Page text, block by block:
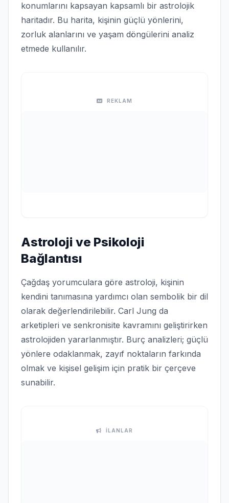
konumlarını kapsayan kapsamlı bir astrolojik
haritadır. Bu harita, kişinin güçlü yönlerini,
zorluk alanlarını ve yaşam döngülerini analiz
etmede kullanılır.
REKLAM
Astroloji ve Psikoloji
Bağlantısı
Çağdaş yorumculara göre astroloji, kişinin
kendini tanımasına yardımcı olan sembolik bir dil
olarak değerlendirilebilir. Carl Jung da
arketipleri ve senkronisite kavramını geliştirirken
astrolojiden yararlanmıştır. Burç analizleri; güçlü
yönlere odaklanmak, zayıf noktaların farkında
olmak ve kişisel gelişim için pratik bir çerçeve
sunabilir.
İLANLAR